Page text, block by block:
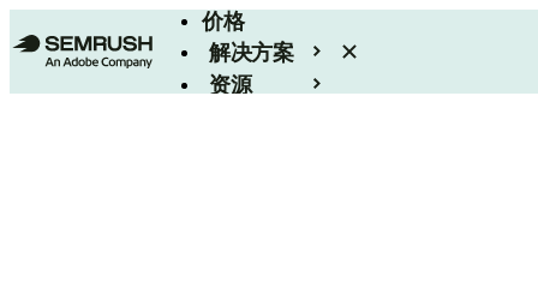
价格
解决方案
资源